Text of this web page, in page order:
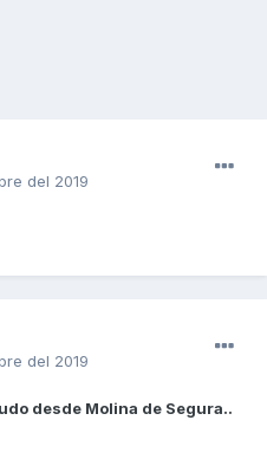
del 2019
del 2019
desde Molina de Segura..